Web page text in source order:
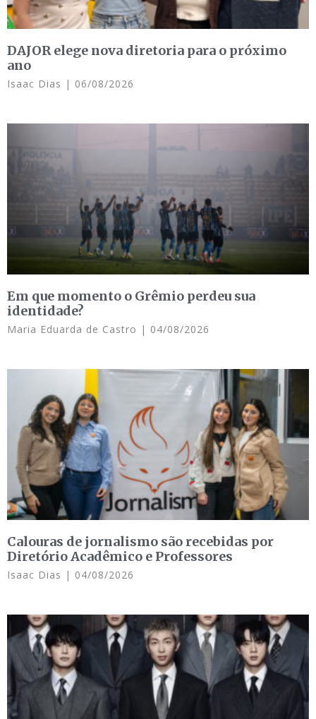
DAJOR elege nova diretoria para o próximo
ano
Isaac Dias 06/08/2026
Em que momento o Grêmio perdeu sua
identidade?
Maria Eduarda de Castro 04/08/2026
Calouras de jornalismo são recebidas por
Diretório Acadêmico e Professores
Isaac Dias 04/08/2026